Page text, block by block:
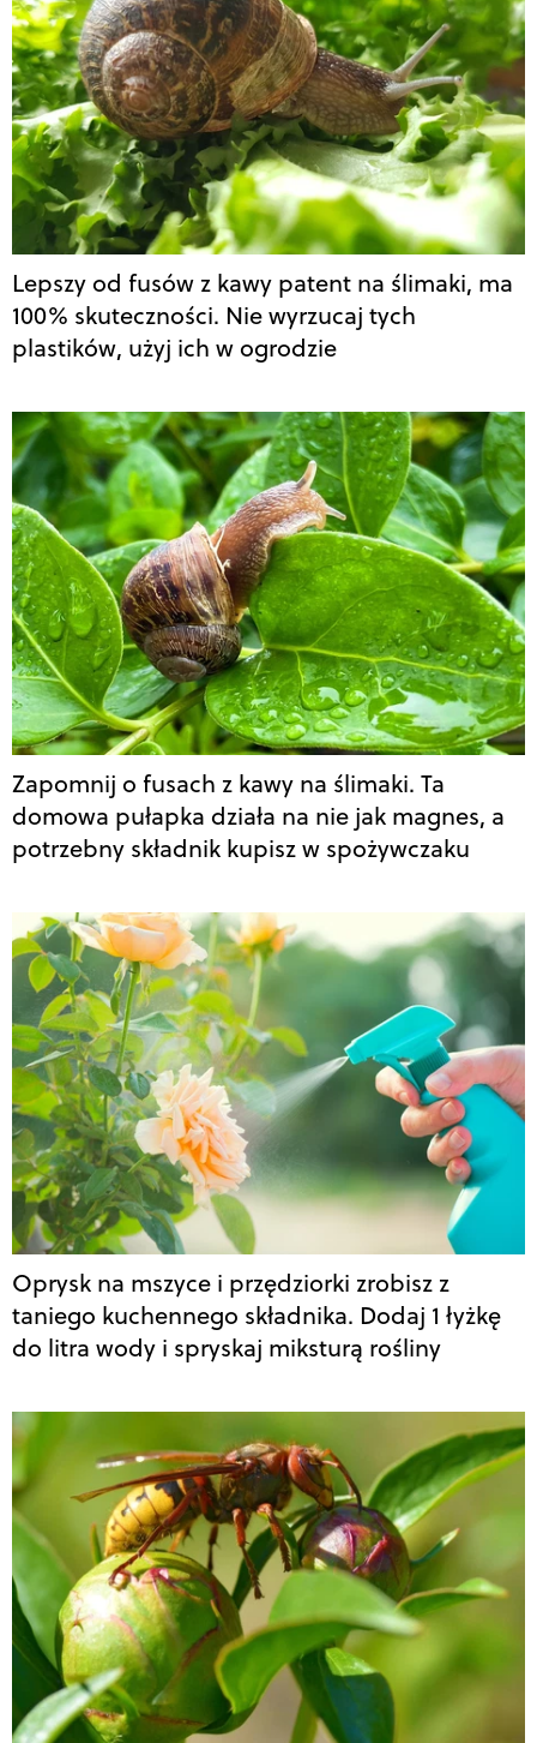
Lepszy od fusów z kawy patent na ślimaki, ma
100% skuteczności. Nie wyrzucaj tych
plastików, użyj ich w ogrodzie
Zapomnij o fusach z kawy na ślimaki. Ta
domowa pułapka działa na nie jak magnes, a
potrzebny składnik kupisz w spożywczaku
Oprysk na mszyce i przędziorki zrobisz z
taniego kuchennego składnika. Dodaj 1 łyżkę
do litra wody i spryskaj miksturą rośliny